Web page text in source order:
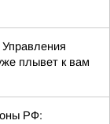
плывет к вам
РФ: